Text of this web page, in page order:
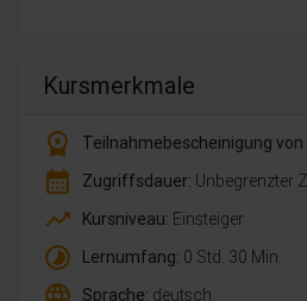
Kursmerkmale
workspace_premium
Teilnahmebescheinigung von
calendar_month Zugriffsdauer: Unbegrenzter
trending_up Kursniveau: Einsteiger
timelapse Lernumfang: 0 Std. 30 Min.
Sprache: deutsch